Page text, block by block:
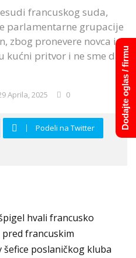
francuskog suda,
parlamentarne grupacije
zbog pronevere novca iz
pritvor i ne sme da
Aprila, 2025 0
Podeli na Twitter
hvali francusko
pred francuskim
poslaničkog kluba
Dodajte oglas / firmu